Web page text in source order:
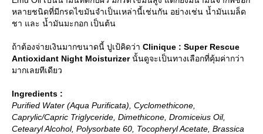
หลายชนิดที่มีกรดไขมันจำเป็นเหล่านี้เช่นกัน อย่างเช่น น้ำมันเมล็ด
ชา และ น้ำมันมะกอก เป็นต้น
ถ้าต้องจ่ายเงินมากขนาดนี้ ปูเป้คิดว่า Clinique : Super Rescue
Antioxidant Night Moisturizerนั้นดูจะเป็นทางเลือกที่คุ้มค่ากว่า
มากเลยทีเดียว
Ingredients :
Purified Water (Aqua Purificata), Cyclomethicone,
Caprylic/Capric Triglyceride, Dimethicone, Dromiceius Oil,
Cetearyl Alcohol, Polysorbate 60, Tocopheryl Acetate, Brassica